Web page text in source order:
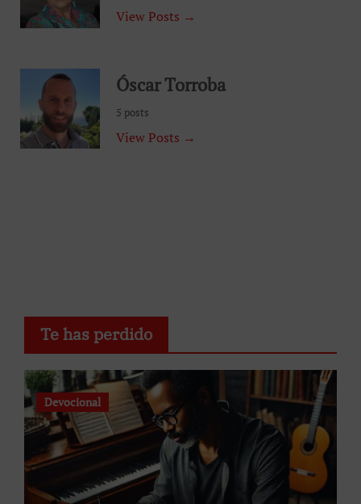
View Posts →
Óscar Torroba
5 posts
View Posts →
Te has perdido
Devocional